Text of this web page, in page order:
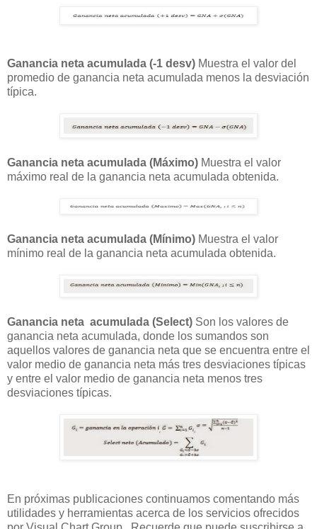
Ganancia neta acumulada (-1 desv) Muestra el valor del
promedio de ganancia neta acumulada menos la desviación
típica.
Ganancia neta acumulada (Máximo) Muestra el valor
máximo real de la ganancia neta acumulada obtenida.
Ganancia neta acumulada (Mínimo) Muestra el valor
mínimo real de la ganancia neta acumulada obtenida.
Ganancia neta acumulada (Select) Son los valores de
ganancia neta acumulada, donde los sumandos son
aquellos valores de ganancia neta que se encuentra entre el
valor medio de ganancia neta más tres desviaciones típicas
y entre el valor medio de ganancia neta menos tres
desviaciones típicas.
En próximas publicaciones continuamos comentando más
utilidades y herramientas acerca de los servicios ofrecidos